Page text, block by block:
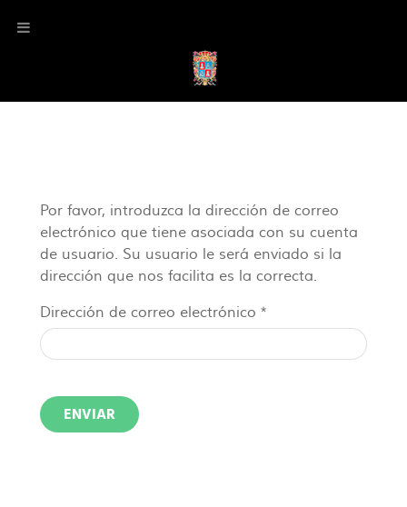
Por favor, introduzca la dirección de correo
electrónico que tiene asociada con su cuenta
de usuario. Su usuario le será enviado si la
dirección que nos facilita es la correcta.
Dirección de correo electrónico *
ENVIAR